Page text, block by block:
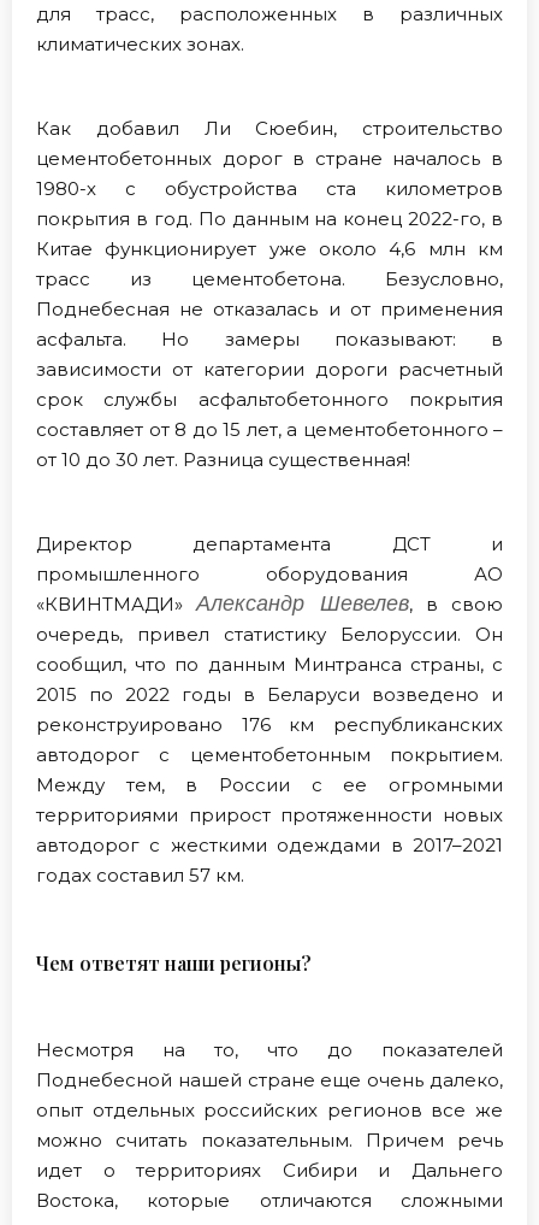
для трасс, расположенных в различных
климатических зонах.
Как добавил Ли Сюебин, строительство
цементобетонных дорог в стране началось в
1980-х с обустройства ста километров
покрытия в год. По данным на конец 2022-го, в
Китае функционирует уже около 4,6 млн км
трасс из цементобетона. Безусловно,
Поднебесная не отказалась и от применения
асфальта. Но замеры показывают: в
зависимости от категории дороги расчетный
срок службы асфальтобетонного покрытия
составляет от 8 до 15 лет, а цементобетонного –
от 10 до 30 лет. Разница существенная!
Директор департамента ДСТ и
промышленного оборудования АО
«КВИНТМАДИ»Александр Шевелев, в свою
очередь, привел статистику Белоруссии. Он
сообщил, что по данным Минтранса страны, с
2015 по 2022 годы в Беларуси возведено и
реконструировано 176 км республиканских
автодорог с цементобетонным покрытием.
Между тем, в России с ее огромными
территориями прирост протяженности новых
автодорог с жесткими одеждами в 2017–2021
годах составил 57 км.
Чем ответят наши регионы?
Несмотря на то, что до показателей
Поднебесной нашей стране еще очень далеко,
опыт отдельных российских регионов все же
можно считать показательным. Причем речь
идет о территориях Сибири и Дальнего
Востока, которые отличаются сложными